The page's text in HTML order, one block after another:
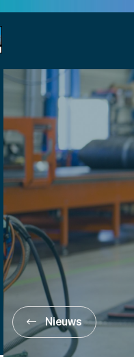
Nieuws